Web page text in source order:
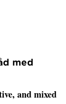
med
and mixed